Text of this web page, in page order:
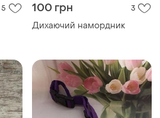
5 100 грн 3
Дихаючий намордник